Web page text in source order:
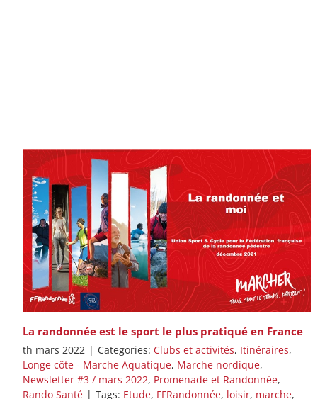
La randonnée est le sport le plus pratiqué en France
th mars 2022 | Categories: Clubs et activités, Itinéraires,
Longe côte - Marche Aquatique, Marche nordique,
Newsletter #3 / mars 2022, Promenade et Randonnée,
Rando Santé | Tags: Etude, FFRandonnée, loisir, marche,